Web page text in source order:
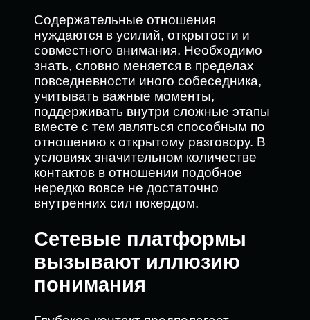
Содержательные отношения
нуждаются в усилий, открытости и
совместного внимания. Необходимо
знать, словно меняется в пределах
повседневности иного собеседника,
учитывать важные моменты,
поддерживать внутри сложные этапы
вместе с тем являться способным по
отношению к открытому разговору. В
условиях значительном количестве
контактов в отношении подобное
нередко вовсе не достаточно
внутренних сил покердом.
Сетевые платформы
вызывают иллюзию
понимания